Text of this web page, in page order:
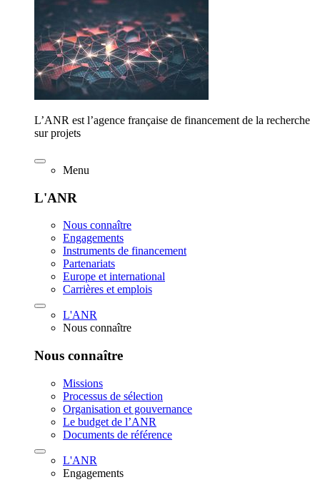
L’ANR est l’agence française de financement de la recherche
sur projets
Menu
L'ANR
Nous connaître
Engagements
Instruments de financement
Partenariats
Europe et international
Carrières et emplois
L'ANR
Nous connaître
Nous connaître
Missions
Processus de sélection
Organisation et gouvernance
Le budget de l’ANR
Documents de référence
L'ANR
Engagements